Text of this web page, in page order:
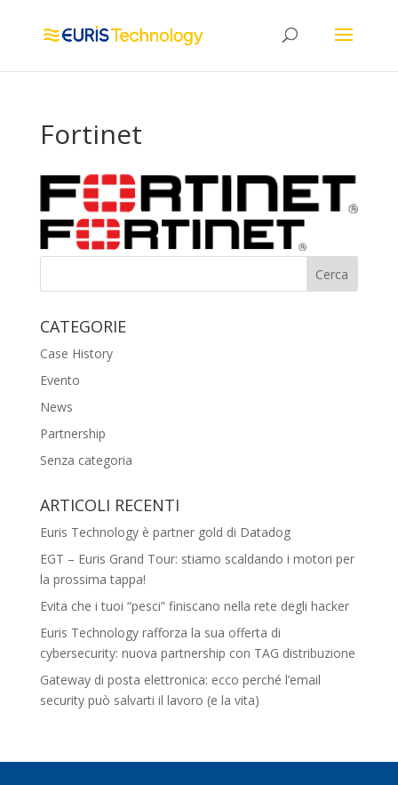
Fortinet
CATEGORIE
Case History
Evento
News
Partnership
Senza categoria
ARTICOLI RECENTI
Euris Technology è partner gold di Datadog
EGT – Euris Grand Tour: stiamo scaldando i motori per
la prossima tappa!
Evita che i tuoi “pesci” finiscano nella rete degli hacker
Euris Technology rafforza la sua offerta di
cybersecurity: nuova partnership con TAG distribuzione
Gateway di posta elettronica: ecco perché l’email
security può salvarti il lavoro (e la vita)